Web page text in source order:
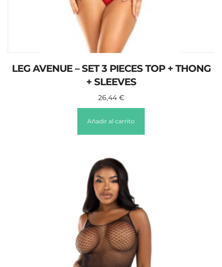
LEG AVENUE – SET 3 PIECES TOP + THONG
+ SLEEVES
26,44 €
Añadir al carrito